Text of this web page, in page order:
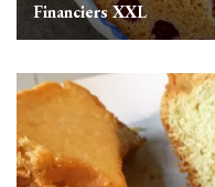
Financiers XXL